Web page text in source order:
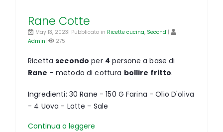
Rane Cotte
May 13, 2023| Pubblicato in Ricette cucina, Secondi|
Admin| 275
Ricettasecondo per 4 persone a base di
Rane - metodo di cottura bollire fritto.
Ingredienti: 30 Rane - 150 G Farina - Olio D'oliva
- 4 Uova - Latte - Sale
Continua a leggere